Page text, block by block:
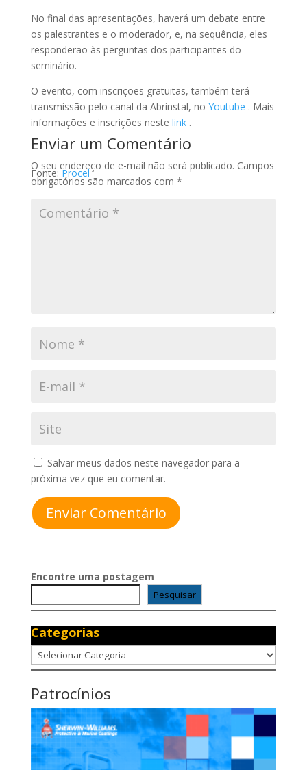
No final das apresentações, haverá um debate entre
os palestrantes e o moderador, e, na sequência, eles
responderão às perguntas dos participantes do
seminário.
O evento, com inscrições gratuitas, também terá
transmissão pelo canal da Abrinstal, no Youtube . Mais
informações e inscrições neste link .
Fonte:Procel
Enviar um Comentário
O seu endereço de e-mail não será publicado. Campos
obrigatórios são marcados com *
Salvar meus dados neste navegador para a
próxima vez que eu comentar.
Enviar Comentário
Encontre uma postagem
Pesquisar
Categorias
Categorias
Patrocínios